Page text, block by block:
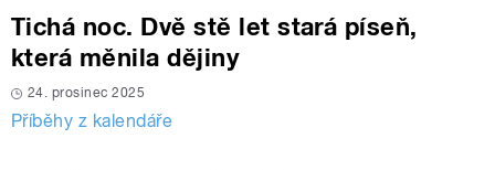
Tichá noc. Dvě stě let stará píseň,
která měnila dějiny
24. prosinec 2025
Příběhy z kalendáře